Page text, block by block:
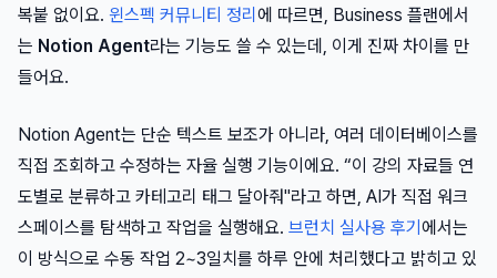
복붙 없이요. 윈스펙 커뮤니티 정리 에 따르면, Business 플랜에서
는 Notion Agent라는 기능도 쓸 수 있는데, 이게 진짜 차이를 만
들어요.
Notion Agent는 단순 텍스트 보조가 아니라, 여러 데이터베이스를
직접 조회하고 수정하는 자율 실행 기능이에요. “이 강의 자료들 연
도별로 분류하고 카테고리 태그 달아줘"라고 하면, AI가 직접 워크
스페이스를 탐색하고 작업을 실행해요. 브런치 실사용 후기 에서는
이 방식으로 수동 작업 2~3일치를 하루 안에 처리했다고 밝히고 있